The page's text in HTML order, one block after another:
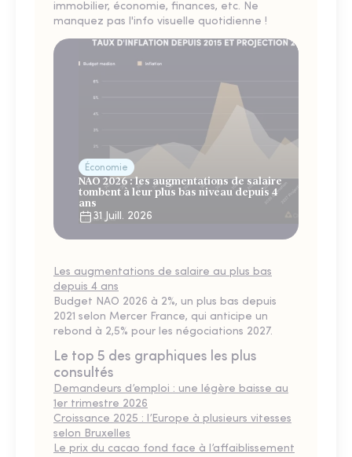
immobilier, économie, finances, etc. Ne
manquez pas l'info visuelle quotidienne !
Économie
NAO 2026 : les augmentations de salaire
tombent à leur plus bas niveau depuis 4
ans
31 Juill. 2026
Les augmentations de salaire au plus bas
depuis 4 ans
Budget NAO 2026 à 2%, un plus bas depuis
2021 selon Mercer France, qui anticipe un
rebond à 2,5% pour les négociations 2027.
Le top 5 des graphiques les plus
consultés
Demandeurs d’emploi : une légère baisse au
1er trimestre 2026
Croissance 2025 : l’Europe à plusieurs vitesses
selon Bruxelles
Le prix du cacao fond face à l’affaiblissement